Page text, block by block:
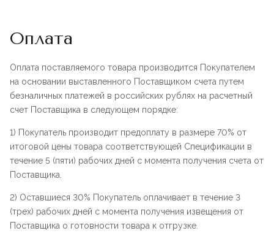
Оплата
Оплата поставляемого товара производится Покупателем
на основании выставленного Поставщиком счета путем
безналичных платежей в российских рублях на расчетный
счет Поставщика в следующем порядке:
1) Покупатель производит предоплату в размере 70% от
итоговой цены товара соответствующей Спецификации в
течение 5 (пяти) рабочих дней с момента получения счета от
Поставщика.
2) Оставшиеся 30% Покупатель оплачивает в течение 3
(трех) рабочих дней с момента получения извещения от
Поставщика о готовности товара к отгрузке.